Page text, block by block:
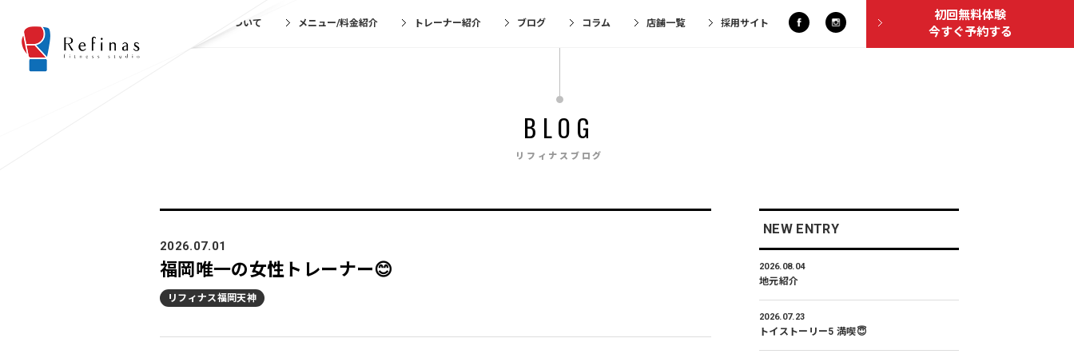
リフィナスについて メニュー/料金紹介 トレーナー紹介 ブログ コラム 店舗一覧 採用サイト
初回無料体験
今すぐ予約する
BLOG
リフィナスブログ
2026.07.01
福岡唯一の女性トレーナー😊
リフィナス福岡天神
NEW ENTRY
2026.08.04
地元紹介
2026.07.23
トイストーリー5 満喫😇